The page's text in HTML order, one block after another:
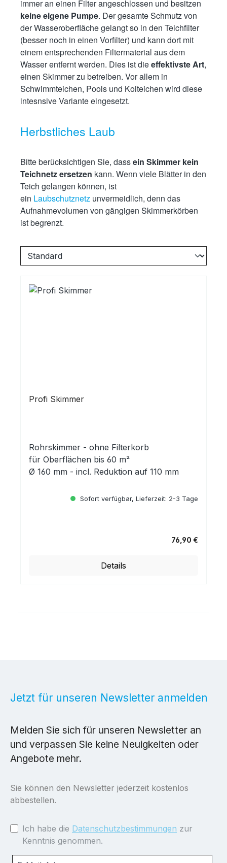
immer an einen Filter angeschlossen und besitzen
keine eigene Pumpe. Der gesamte Schmutz von
der Wasseroberfläche gelangt so in den Teichfilter
(besser noch in einen Vorfilter) und kann dort mit
einem entsprechenden Filtermaterial aus dem
Wasser entfernt werden. Dies ist dieeffektivste Art,
einen Skimmer zu betreiben. Vor allem in
Schwimmteichen, Pools und Koiteichen wird diese
intesnsive Variante eingesetzt.
Herbstliches Laub
Bitte berücksichtigen Sie, dassein Skimmer kein
Teichnetz ersetzen kann. Wenn viele Blätter in den
Teich gelangen können, ist
ein Laubschutznetz unvermeidlich, denn das
Aufnahmevolumen von gängigen Skimmerkörben
ist begrenzt.
Profi Skimmer
Rohrskimmer - ohne Filterkorb
für Oberflächen bis 60 m²
Ø 160 mm - incl. Reduktion auf 110 mm
Sofort verfügbar, Lieferzeit: 2-3 Tage
76,90 €
Details
Jetzt für unseren Newsletter anmelden
Melden Sie sich für unseren Newsletter an
und verpassen Sie keine Neuigkeiten oder
Angebote mehr.
Sie können den Newsletter jederzeit kostenlos
abbestellen.
Ich habe die Datenschutzbestimmungen zur
Kenntnis genommen.